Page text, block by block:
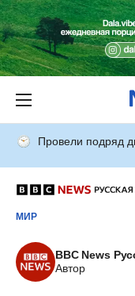
Провели подряд
МИР
BBC News
Автор